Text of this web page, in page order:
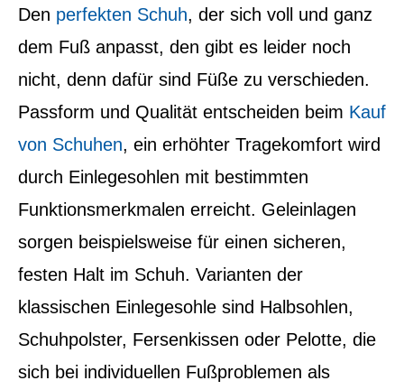
Den perfekten Schuh, der sich voll und ganz
dem Fuß anpasst, den gibt es leider noch
nicht, denn dafür sind Füße zu verschieden.
Passform und Qualität entscheiden beim Kauf
von Schuhen, ein erhöhter Tragekomfort wird
durch Einlegesohlen mit bestimmten
Funktionsmerkmalen erreicht. Geleinlagen
sorgen beispielsweise für einen sicheren,
festen Halt im Schuh. Varianten der
klassischen Einlegesohle sind Halbsohlen,
Schuhpolster, Fersenkissen oder Pelotte, die
sich bei individuellen Fußproblemen als